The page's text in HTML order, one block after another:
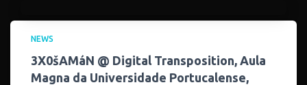
NEWS
3X0šAMáN @ Digital Transposition, Aula
Magna da Universidade Portucalense,